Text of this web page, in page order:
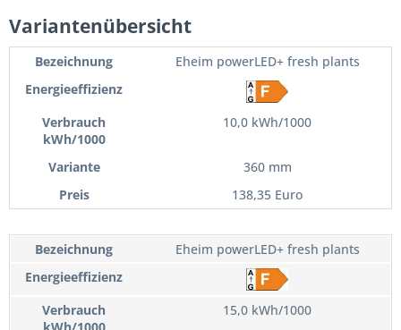
Variantenübersicht
Eheim powerLED+ fresh plants
10,0 kWh/1000
360 mm
138,35 Euro
Eheim powerLED+ fresh plants
15,0 kWh/1000